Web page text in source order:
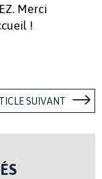
Merci
!
SUIVANT